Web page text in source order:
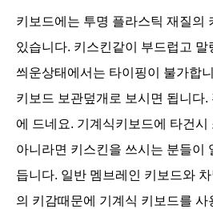
키보드에는 투명 플라스틱 재질의
있습니다. 키스킨같이 부드럽고
씌운상태에서는 타이핑이 불가합
키보드 보관덮개로 보시면 됩니다
에 드네요. 기계식키보드에 타건
아니라면 키스킨을 쓰시는 분들이
듭니다. 일반 멤브레인 키보드와
의 키감때문에 기계식 키보드를